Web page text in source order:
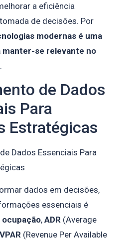
a eficiência
de decisões. Por
modernas é uma
manter-se relevante no
.
de Dados
Para
Estratégicas
dados em decisões,
essenciais é
ocupação, ADR (Average
(Revenue Per Available